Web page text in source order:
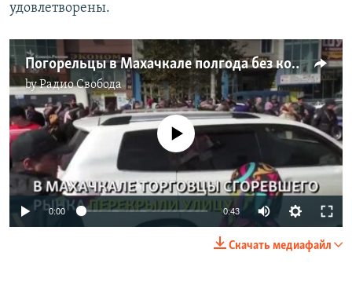
удовлетворены.
Погорельцы в Махачкале полгода без компенсации. Чиновники призывают к терпению
byРадио Свобода
No media source currently available
0:00 0:43
Скачать медиафайл